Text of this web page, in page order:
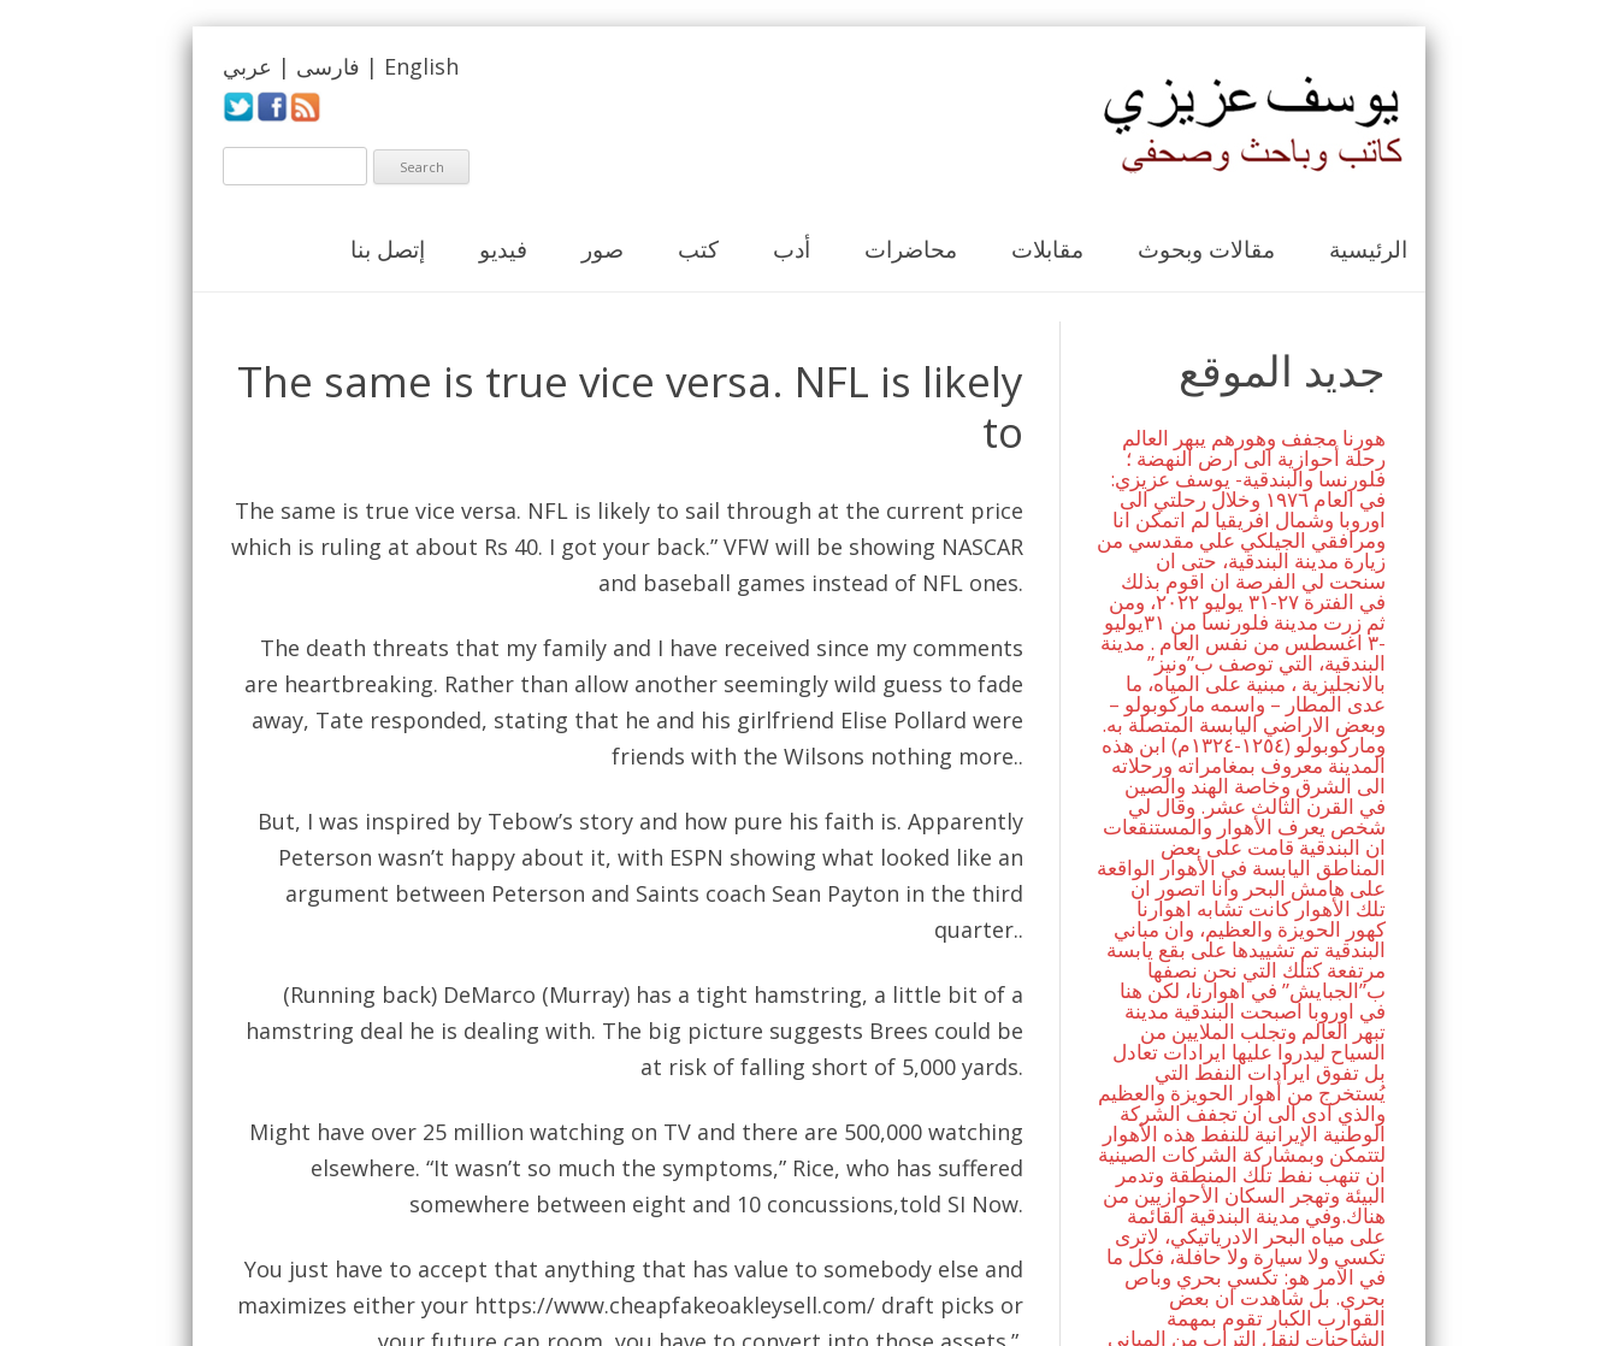
فارسی | عربي | English
إتصل بنا فيديو صور كتب أدب محاضرات مقابلات مقالات وبحوث الرئيسية
The same is true vice versa. NFL is likely
to
The same is true vice versa. NFL is likely to sail through at the current price
which is ruling at about Rs 40. I got your back.” VFW will be showing NASCAR
and baseball games instead of NFL ones.
The death threats that my family and I have received since my comments
are heartbreaking. Rather than allow another seemingly wild guess to fade
away, Tate responded, stating that he and his girlfriend Elise Pollard were
friends with the Wilsons nothing more..
But, I was inspired by Tebow’s story and how pure his faith is. Apparently
Peterson wasn’t happy about it, with ESPN showing what looked like an
argument between Peterson and Saints coach Sean Payton in the third
quarter..
(Running back) DeMarco (Murray) has a tight hamstring, a little bit of a
hamstring deal he is dealing with. The big picture suggests Brees could be
at risk of falling short of 5,000 yards.
Might have over 25 million watching on TV and there are 500,000 watching
elsewhere. “It wasn’t so much the symptoms,” Rice, who has suffered
somewhere between eight and 10 concussions,told SI Now.
You just have to accept that anything that has value to somebody else and
maximizes either your https://www.cheapfakeoakleysell.com/ draft picks or
جديد الموقع
هورنا مجفف وهورهم يبهر العالم
رحلة أحوازية الى ارض النهضة ؛
فلورنسا والبندقية- يوسف عزيزي:
في العام ١٩٧٦ وخلال رحلتي الى
اوروبا وشمال افريقيا لم اتمكن انا
ومرافقي الجيلكي علي مقدسي من
زيارة مدينة البندقية، حتى ان
سنحت لي الفرصة ان اقوم بذلك
في الفترة ٢٧-٣١ يوليو ٢٠٢٢، ومن
ثم زرت مدينة فلورنسا من ٣١يوليو
-٣ اغسطس من نفس العام . مدينة
البندقية، التي توصف ب”ونيز”
بالانجليزية ، مبنية على المياه، ما
عدى المطار – واسمه ماركوبولو –
وبعض الاراضي اليابسة المتصلة به.
وماركوبولو (١٢٥٤-١٣٢٤م) ابن هذه
المدينة معروف بمغامراته ورحلاته
الى الشرق وخاصة الهند والصين
في القرن الثالث عشر. وقال لي
شخص يعرف الأهوار والمستنقعات
ان البندقية قامت على بعض
المناطق اليابسة في الأهوار الواقعة
على هامش البحر وانا اتصور ان
تلك الأهوار كانت تشابه اهوارنا
كهور الحويزة والعظيم، وان مباني
البندقية تم تشييدها على بقع يابسة
مرتفعة كتلك التي نحن نصفها
ب”الجبايش” في اهوارنا، لكن هنا
في اوروبا اصبحت البندقية مدينة
تبهر العالم وتجلب الملايين من
السياح ليدروا عليها ايرادات تعادل
بل تفوق ايرادات النفط التي
يُستخرج من أهوار الحويزة والعظيم
والذي ادى الى ان تجفف الشركة
الوطنية الإيرانية للنفط هذه الأهوار
لتتمكن وبمشاركة الشركات الصينية
ان تنهب نفط تلك المنطقة وتدمر
البيئة وتهجر السكان الأحوازيين من
هناك.وفي مدينة البندقية القائمة
على مياه البحر الادرياتيكي، لاترى
تكسي ولا سيارة ولا حافلة، فكل ما
في الامر هو: تكسي بحري وباص
بحري. بل شاهدت ان بعض
القوارب الكبار تقوم بمهمة
الشاحنات لنقل التراب من المباني